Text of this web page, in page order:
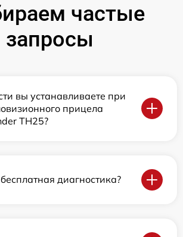
частые
запросы
вы устанавливаете при
прицела
TH25?
диагностика?